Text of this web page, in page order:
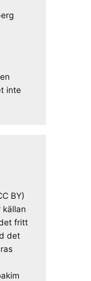
inte
BY)
källan
fritt
det